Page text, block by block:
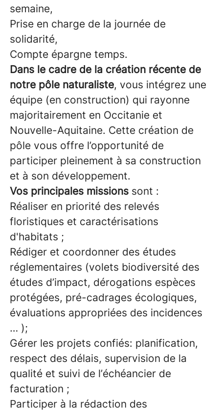
semaine,
Prise en charge de la journée de
solidarité,
Compte épargne temps.
Dans le cadre de la création récente de
notre pôle naturaliste, vous intégrez une
équipe (en construction) qui rayonne
majoritairement en Occitanie et
Nouvelle-Aquitaine. Cette création de
pôle vous offre l’opportunité de
participer pleinement à sa construction
et à son développement.
Vos principales missions sont :
Réaliser en priorité des relevés
floristiques et caractérisations
d'habitats ;
Rédiger et coordonner des études
réglementaires (volets biodiversité des
études d’impact, dérogations espèces
protégées, pré-cadrages écologiques,
évaluations appropriées des incidences
… );
Gérer les projets confiés: planification,
respect des délais, supervision de la
qualité et suivi de l’échéancier de
facturation ;
Participer à la rédaction des